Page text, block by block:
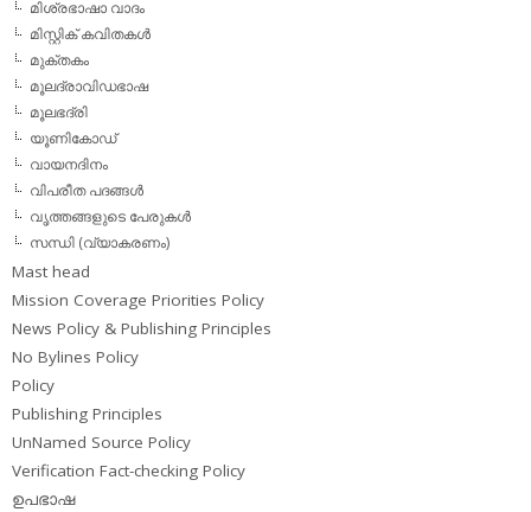
മിശ്രഭാഷാ വാദം
മിസ്റ്റിക് കവിതകള്‍
മുക്തകം
മൂലദ്രാവിഡഭാഷ
മൂലഭദ്രി
യൂണികോഡ്
വായനദിനം
വിപരീത പദങ്ങള്‍
വൃത്തങ്ങളുടെ പേരുകള്‍
സന്ധി (വ്യാകരണം)
Mast head
Mission Coverage Priorities Policy
News Policy & Publishing Principles
No Bylines Policy
Policy
Publishing Principles
UnNamed Source Policy
Verification Fact-checking Policy
ഉപഭാഷ